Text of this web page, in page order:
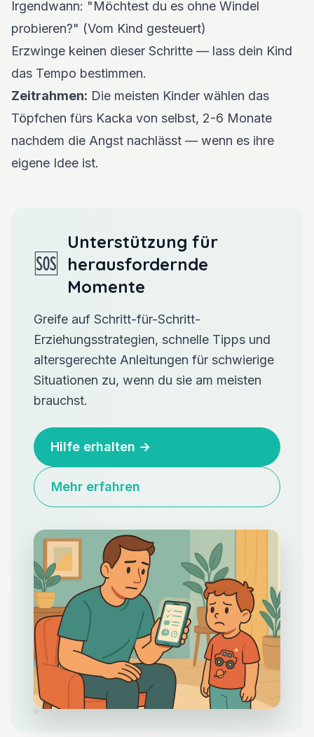
Irgendwann: "Möchtest du es ohne Windel
probieren?" (Vom Kind gesteuert)
Erzwinge keinen dieser Schritte — lass dein Kind
das Tempo bestimmen.
Zeitrahmen: Die meisten Kinder wählen das
Töpfchen fürs Kacka von selbst, 2-6 Monate
nachdem die Angst nachlässt — wenn es ihre
eigene Idee ist.
🆘
Unterstützung für
herausfordernde
Momente
Greife auf Schritt-für-Schritt-
Erziehungsstrategien, schnelle Tipps und
altersgerechte Anleitungen für schwierige
Situationen zu, wenn du sie am meisten
brauchst.
Hilfe erhalten →
Mehr erfahren